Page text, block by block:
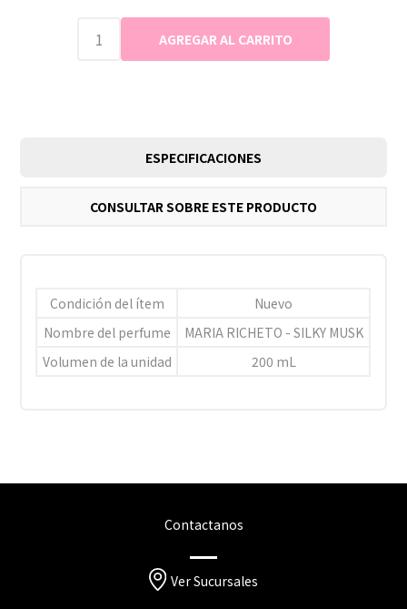
ESPECIFICACIONES
CONSULTAR SOBRE ESTE PRODUCTO
Condición del ítem
Nuevo
Nombre del perfume
MARIA RICHETO - SILKY MUSK
Volumen de la unidad
200 mL
Contactanos
Ver Sucursales